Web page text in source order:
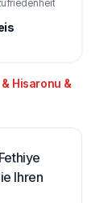
Hisaronu &
Ihren